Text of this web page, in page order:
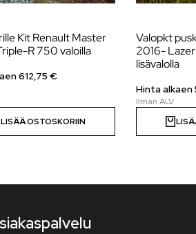
Kit Renault Master
R 750 valoilla
612,75 €
LISÄÄ OSTOSKORIIN
Valopkt
2016-
lisävalolla
Hinta alkaen